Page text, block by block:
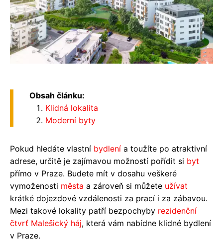
Obsah článku:
Klidná lokalita
Moderní byty
Pokud hledáte vlastní bydlení a toužíte po atraktivní
adrese, určitě je zajímavou možností pořídit si byt
přímo v Praze. Budete mít v dosahu veškeré
vymoženosti města a zároveň si můžete užívat
krátké dojezdové vzdálenosti za prací i za zábavou.
Mezi takové lokality patří bezpochyby rezidenční
čtvrť Malešický háj, která vám nabídne klidné bydlení
v Praze.